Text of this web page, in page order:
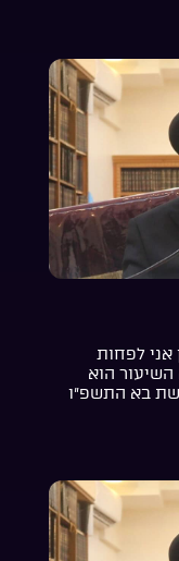
אני לפחות
השיעור הוא